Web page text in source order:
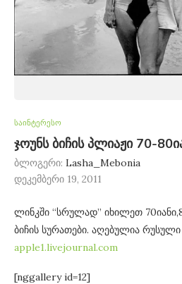
საინტერესო
ჯოუნს ბიჩის პლიაჟი 70-
ბლოგერი: Lasha_Mebonia
დეკემბერი 19, 2011
ლინკში “სრულად” იხილეთ
ბიჩის სურათები. აღებულია
apple1.livejournal.com
[nggallery id=12]